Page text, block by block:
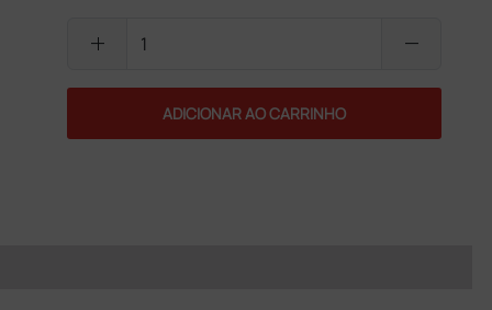
add remove
ADICIONAR AO CARRINHO